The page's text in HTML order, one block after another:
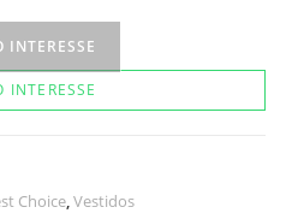
INTERESSE
INTERESSE
Choice,Vestidos